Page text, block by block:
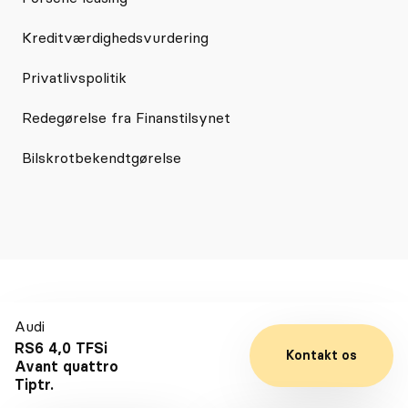
Audi
RS6 4,0 TFSi
Avant quattro
Tiptr.
Kontakt os
Kreditværdighedsvurdering
Privatlivspolitik
Redegørelse fra Finanstilsynet
Bilskrotbekendtgørelse
Selected Car Group